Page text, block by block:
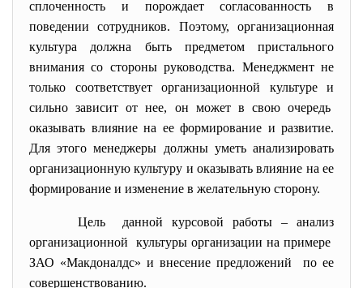
сплоченность и порождает согласованность в
поведении сотрудников. Поэтому, организационная
культура должна быть предметом пристального
внимания со стороны руководства. Менеджмент не
только соответствует организационной культуре и
сильно зависит от нее, он может в свою очередь
оказывать влияние на ее формирование и развитие.
Для этого менеджеры должны уметь анализировать
организационную культуру и оказывать влияние на ее
формирование и изменение в желательную сторону.
Цель данной курсовой работы – анализ
организационной культуры организации на примере
ЗАО «Макдоналдс» и внесение предложений по ее
совершенствованию.